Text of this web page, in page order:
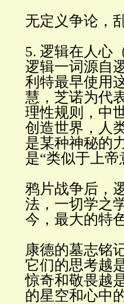
无定义争论，
5. 逻辑在人心
逻辑一词源自
利特最早使用
慧，芝诺为代
理性规则，中
创造世界，人
是某种神秘的
是“类似于上帝
鸦片战争后，
法，一切学之
今，最大的特
康德的墓志铭
它们的思考越
惊奇和敬畏越
的星空和心中